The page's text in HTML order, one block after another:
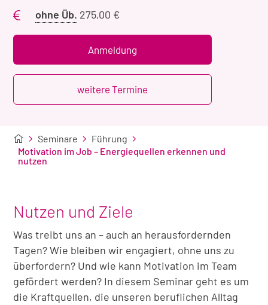
ohne Üb. Preis
Übernachtung
275,00 €
Anmeldung
weitere Termine
Seminare
Führung
Motivation im Job – Energiequellen erkennen und
nutzen
Nutzen und Ziele
Was treibt uns an – auch an herausfordernden
Tagen? Wie bleiben wir engagiert, ohne uns zu
überfordern? Und wie kann Motivation im Team
gefördert werden? In diesem Seminar geht es um
die Kraftquellen, die unseren beruflichen Alltag